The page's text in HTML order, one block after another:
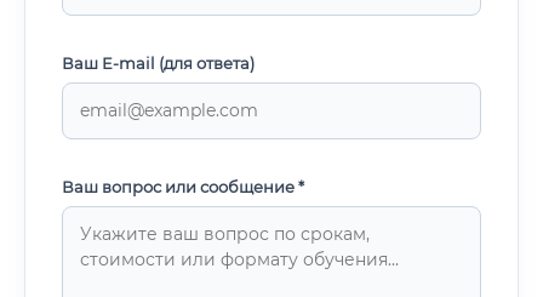
Ваш E-mail (для ответа)
Ваш вопрос или сообщение *